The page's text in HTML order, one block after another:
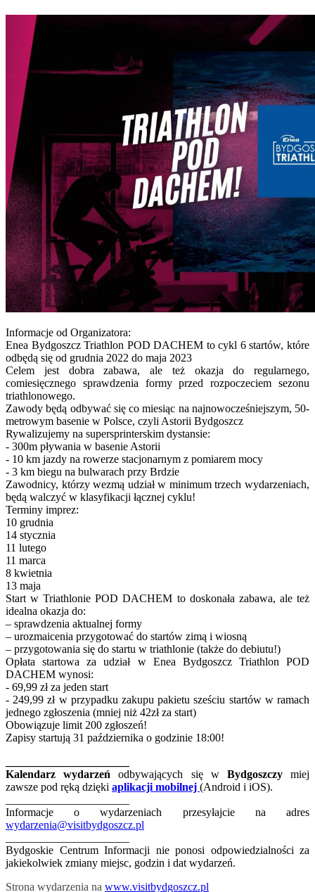
Informacje od Organizatora:
Enea Bydgoszcz Triathlon POD DACHEM to cykl 6 startów, które
odbędą się od grudnia 2022 do maja 2023
Celem jest dobra zabawa, ale też okazja do regularnego,
comiesięcznego sprawdzenia formy przed rozpoczeciem sezonu
triathlonowego.
Zawody będą odbywać się co miesiąc na najnowocześniejszym, 50-
metrowym basenie w Polsce, czyli Astorii Bydgoszcz
Rywalizujemy na supersprinterskim dystansie:
- 300m pływania w basenie Astorii
- 10 km jazdy na rowerze stacjonarnym z pomiarem mocy
- 3 km biegu na bulwarach przy Brdzie
Zawodnicy, którzy wezmą udział w minimum trzech wydarzeniach,
będą walczyć w klasyfikacji łącznej cyklu!
Terminy imprez:
10 grudnia
14 stycznia
11 lutego
11 marca
8 kwietnia
13 maja
Start w Triathlonie POD DACHEM to doskonała zabawa, ale też
idealna okazja do:
– sprawdzenia aktualnej formy
– urozmaicenia przygotować do startów zimą i wiosną
– przygotowania się do startu w triathlonie (także do debiutu!)
Opłata startowa za udział w Enea Bydgoszcz Triathlon POD
DACHEM wynosi:
- 69,99 zł za jeden start
- 249,99 zł w przypadku zakupu pakietu sześciu startów w ramach
jednego zgłoszenia (mniej niż 42zł za start)
Obowiązuje limit 200 zgłoszeń!
Zapisy startują 31 października o godzinie 18:00!
Kalendarz wydarzeńodbywających się w Bydgoszczymiej
zawsze pod ręką dzięki aplikacji mobilnej (Android i iOS).
Informacje o wydarzeniach przesyłajcie na adres
wydarzenia@visitbydgoszcz.pl
Bydgoskie Centrum Informacji nie ponosi odpowiedzialności za
jakiekolwiek zmiany miejsc, godzin i dat wydarzeń.
Strona wydarzenia na www.visitbydgoszcz.pl